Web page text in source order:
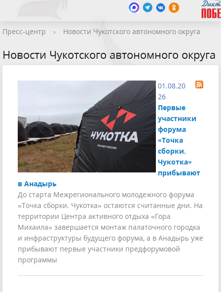
Пресс-центр › Новости Чукотского автономного округа
Новости Чукотского автономного округа
01.08.20
26
Первые
участники
форума
«Точка
сборки.
Чукотка»
прибывают
в Анадырь
До старта Межрегионального молодежного форума
«Точка сборки. Чукотка» остаются считанные дни. На
территории Центра активного отдыха «Гора
Михаила» завершается монтаж палаточного городка
и инфраструктуры будущего форума, а в Анадырь уже
прибывают первые участники предфорумовой
программы